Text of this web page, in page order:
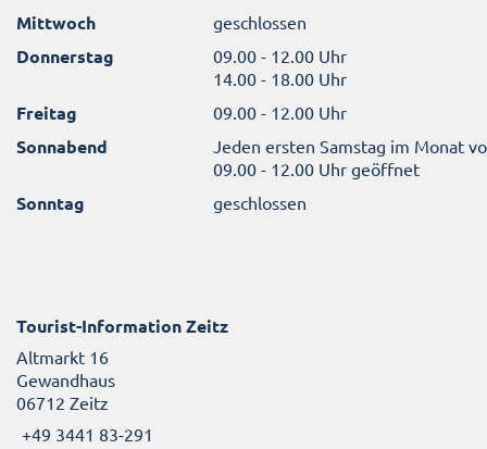
Mittwoch geschlossen
Donnerstag
09.00 - 12.00 Uhr
14.00 - 18.00 Uhr
Freitag 09.00 - 12.00 Uhr
Sonnabend
Jeden ersten Samstag im Monat
09.00 - 12.00 Uhr geöffnet
Sonntag geschlossen
Tourist-Information Zeitz
Altmarkt 16
Gewandhaus
06712 Zeitz
+49 3441 83-291